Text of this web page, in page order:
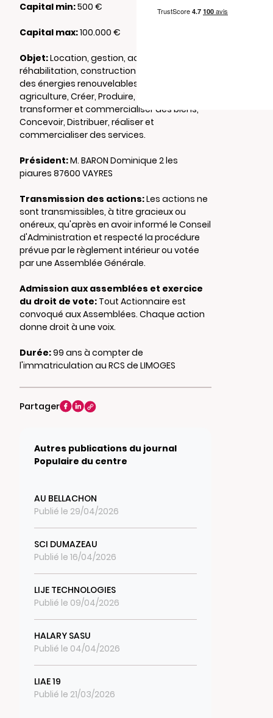
Capital min:500 €
Capital max:100.000 €
Objet:Location, gestion, acquisition,
réhabilitation, construction , développement
des énergies renouvelables, Développer une
agriculture, Créer, Produire, Acheter,
transformer et commercialiser des biens,
Concevoir, Distribuer, réaliser et
commercialiser des services.
Président:M. BARON Dominique 2 les
piaures 87600 VAYRES
Transmission des actions:Les actions ne
sont transmissibles, à titre gracieux ou
onéreux, qu'après en avoir informé le Conseil
d'Administration et respecté la procédure
prévue par le règlement intérieur ou votée
par une Assemblée Générale.
Admission aux assemblées et exercice
du droit de vote: Tout Actionnaire est
convoqué aux Assemblées. Chaque action
donne droit à une voix.
Durée:99 ans à compter de
l'immatriculation au RCS de LIMOGES
Partager
Autres publications du journal
Populaire du centre
AU BELLACHON
Publié le 29/04/2026
SCI DUMAZEAU
Publié le 16/04/2026
LIJE TECHNOLOGIES
Publié le 09/04/2026
HALARY SASU
Publié le 04/04/2026
LIAE 19
Publié le 21/03/2026